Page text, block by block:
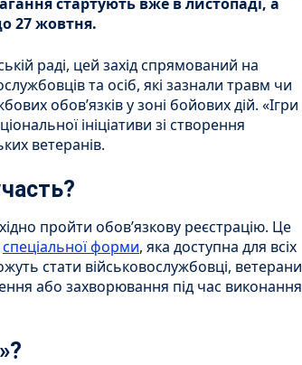
27 жовтня.
раді, цей захід спрямований на
та осіб, які зазнали травм чи
обов’язків у зоні бойових дій. «Ігри
ініціативи зі створення
ветеранів.
пройти обов’язкову реєстрацію. Це
спеціальної форми, яка доступна для всіх
стати військовослужбовці, ветерани
або захворювання під час виконання